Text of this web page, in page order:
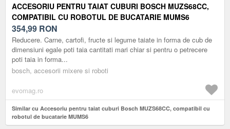
ACCESORIU PENTRU TAIAT CUBURI BOSCH MUZS68CC,
COMPATIBIL CU ROBOTUL DE BUCATARIE MUMS6
354,99 RON
Reducere. Carne, cartofi, fructe si legume taiate in forma de cub de
dimensiuni egale poti taia cantitati mari chiar si pentru o petrecere
poti taia in forma...
bosch, accesorii mixere si roboti
evomag.ro
Similar cu Accesoriu pentru taiat cuburi Bosch MUZS68CC, compatibil cu
robotul de bucatarie MUMS6